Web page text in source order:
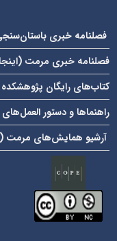
فصلنامه خبری
فصلنامه خبری مرمت ( اینجا)
کتاب‌های رایگان
راهنماها و دستور العمل‌های
آرشیو همایش‌های مرمت (